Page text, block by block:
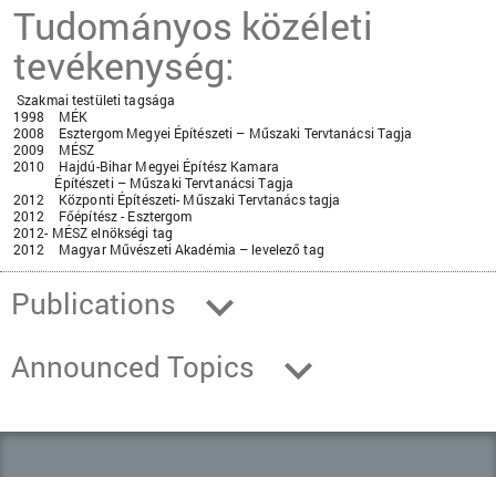
Tudományos közéleti
tevékenység:
Szakmai testületi tagsága
1998 MÉK
2008 Esztergom Megyei Építészeti – Műszaki Tervtanácsi Tagja
2009 MÉSZ
2010 Hajdú-Bihar Megyei Építész Kamara
Építészeti – Műszaki Tervtanácsi Tagja
2012 Központi Építészeti- Műszaki Tervtanács tagja
2012 Főépítész - Esztergom
2012- MÉSZ elnökségi tag
2012 Magyar Művészeti Akadémia – levelező tag
Publications
Announced Topics